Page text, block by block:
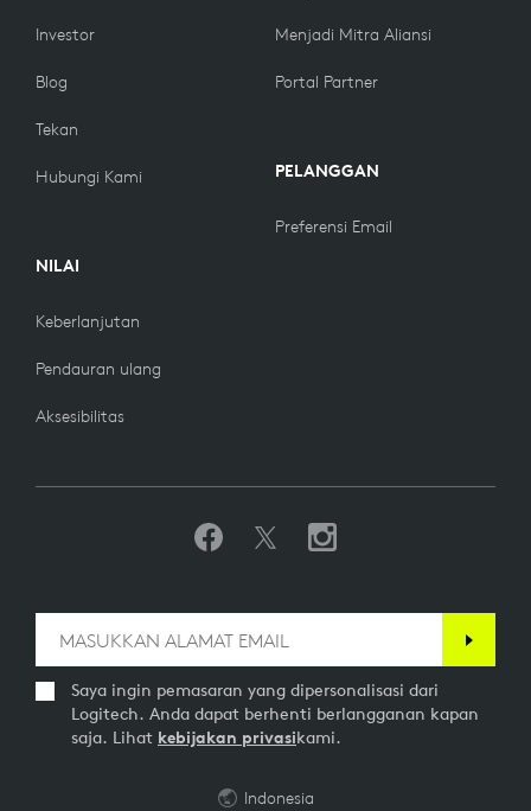
Investor
Blog
Tekan
Hubungi Kami
NILAI
Keberlanjutan
Pendauran ulang
Aksesibilitas
Menjadi Mitra Aliansi
Portal Partner
PELANGGAN
Preferensi Email
Saya ingin pemasaran yang dipersonalisasi dari
Logitech. Anda dapat berhenti berlangganan kapan
saja. Lihat kebijakan privasikami.
Indonesia